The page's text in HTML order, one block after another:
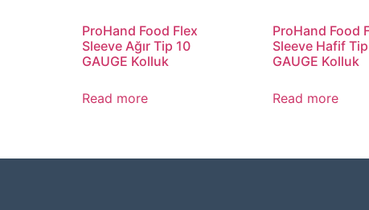
ProHand Food Flex
Sleeve Ağır Tip 10
GAUGE Kolluk
Read more
ProHand Food
Sleeve Hafif
GAUGE Kolluk
Read more